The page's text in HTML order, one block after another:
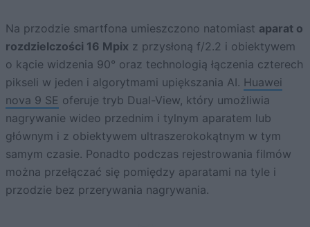
Na przodzie smartfona umieszczono natomiast aparat o
rozdzielczości 16 Mpix z przysłoną f/2.2 i obiektywem
o kącie widzenia 90° oraz technologią łączenia czterech
pikseli w jeden i algorytmami upiększania AI. Huawei
nova 9 SE oferuje tryb Dual-View, który umożliwia
nagrywanie wideo przednim i tylnym aparatem lub
głównym i z obiektywem ultraszerokokątnym w tym
samym czasie. Ponadto podczas rejestrowania filmów
można przełączać się pomiędzy aparatami na tyle i
przodzie bez przerywania nagrywania.